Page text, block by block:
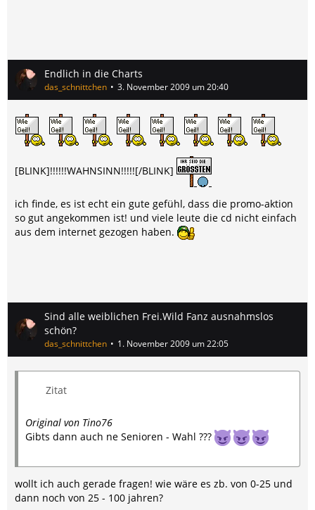
23:00 40 Most Shocking Celebrity Divorces
0:00 Treue Tester
0:30 BeziehungsChecker
Endlich in die Charts
das_schnittchen 3. November 2009 um 20:40
[BLINK]!!!!!!WAHNSINN!!!!![/BLINK]
ich finde, es ist echt ein gute gefühl, dass die promo-aktion
so gut angekommen ist! und viele leute die cd nicht einfach
aus dem internet gezogen haben.
Sind alle weiblichen Frei.Wild Fanz ausnahmslos
schön?
das_schnittchen 1. November 2009 um 22:05
Zitat
Original von Tino76
Gibts dann auch ne Senioren - Wahl ???
wollt ich auch gerade fragen! wie wäre es zb. von 0-25 und
dann noch von 25 - 100 jahren?